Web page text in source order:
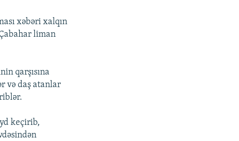
xəbəri xalqın
liman
qarşısına
və daş atanlar
keçirib,